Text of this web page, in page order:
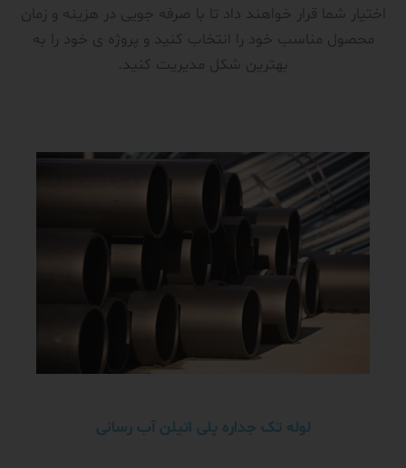
اختیار شما قرار خواهند داد تا با صرفه جویی در هزینه و زمان
محصول مناسب خود را انتخاب کنید و پروژه ی خود را به
بهترین شکل مدیریت کنید.
لوله تک جداره پلی اتیلن آب رسانی